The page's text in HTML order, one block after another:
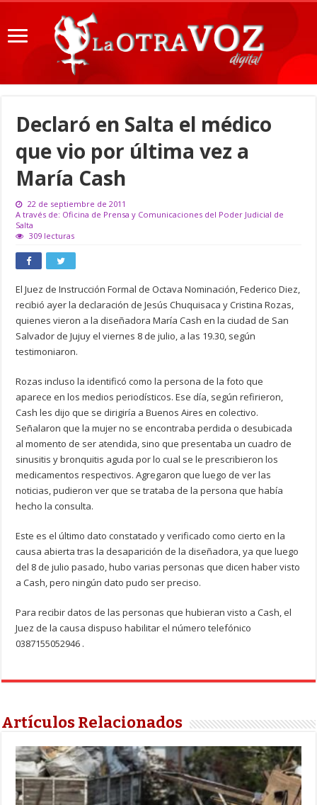
Declaró en Salta el médico
que vio por última vez a
María Cash
22 de septiembre de 2011
A través de: Oficina de Prensa y Comunicaciones del Poder Judicial de
Salta
309 lecturas
El Juez de Instrucción Formal de Octava Nominación, Federico Diez,
recibió ayer la declaración de Jesús Chuquisaca y Cristina Rozas,
quienes vieron a la diseñadora María Cash en la ciudad de San
Salvador de Jujuy el viernes 8 de julio, a las 19.30, según
testimoniaron.
Rozas incluso la identificó como la persona de la foto que
aparece en los medios periodísticos. Ese día, según refirieron,
Cash les dijo que se dirigiría a Buenos Aires en colectivo.
Señalaron que la mujer no se encontraba perdida o desubicada
al momento de ser atendida, sino que presentaba un cuadro de
sinusitis y bronquitis aguda por lo cual se le prescribieron los
medicamentos respectivos. Agregaron que luego de ver las
noticias, pudieron ver que se trataba de la persona que había
hecho la consulta.
Este es el último dato constatado y verificado como cierto en la
causa abierta tras la desaparición de la diseñadora, ya que luego
del 8 de julio pasado, hubo varias personas que dicen haber visto
a Cash, pero ningún dato pudo ser preciso.
Para recibir datos de las personas que hubieran visto a Cash, el
Juez de la causa dispuso habilitar el número telefónico
0387155052946 .
Artículos Relacionados